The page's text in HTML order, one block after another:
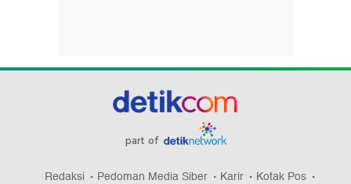
part of
Redaksi Pedoman Media Siber Karir Kotak Pos